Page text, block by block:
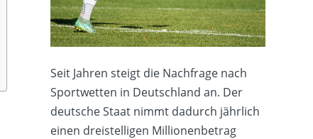
Seit Jahren steigt die Nachfrage nach
Sportwetten in Deutschland an. Der
deutsche Staat nimmt dadurch jährlich
einen dreistelligen Millionenbetrag